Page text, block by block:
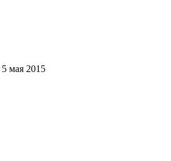
5 мая 2015